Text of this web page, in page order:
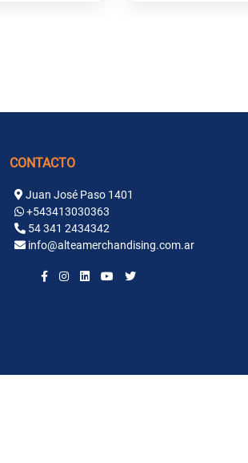
CONTACTO
Juan José Paso 1401
+543413030363
54 341 2434342
info@alteamerchandising.com.ar